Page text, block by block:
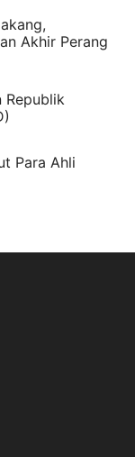
Akhir Perang
Republik
Para Ahli